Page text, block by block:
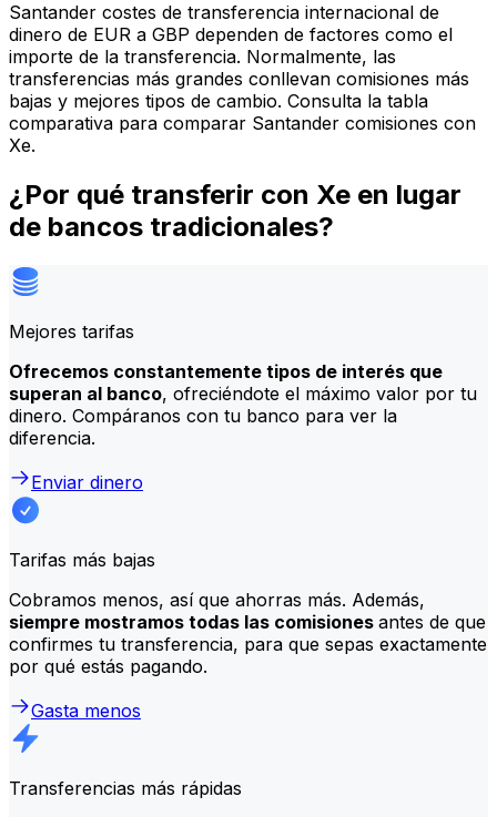
Santander costes de transferencia internacional de
dinero de EUR a GBP dependen de factores como el
importe de la transferencia. Normalmente, las
transferencias más grandes conllevan comisiones más
bajas y mejores tipos de cambio. Consulta la tabla
comparativa para comparar Santander comisiones con
Xe.
¿Por qué transferir con Xe en lugar
de bancos tradicionales?
Mejores tarifas
Ofrecemos constantemente tipos de interés que
superan al banco, ofreciéndote el máximo valor por tu
dinero. Compáranos con tu banco para ver la
diferencia.
Enviar dinero
Tarifas más bajas
Cobramos menos, así que ahorras más. Además,
siempre mostramos todas las comisiones antes de que
confirmes tu transferencia, para que sepas exactamente
por qué estás pagando.
Gasta menos
Transferencias más rápidas